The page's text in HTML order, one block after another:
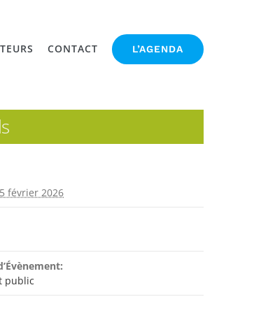
CONTACT L’AGENDA
février 2026
public